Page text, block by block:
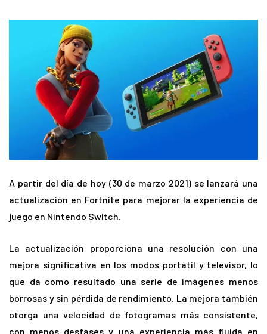
A partir del día de hoy (30 de marzo 2021) se lanzará una
actualización en Fortnite para mejorar la experiencia de
juego en Nintendo Switch.
La actualización proporciona una resolución con una
mejora significativa en los modos portátil y televisor, lo
que da como resultado una serie de imágenes menos
borrosas y sin pérdida de rendimiento. La mejora también
otorga una velocidad de fotogramas más consistente,
con menos desfases y una experiencia más fluida en